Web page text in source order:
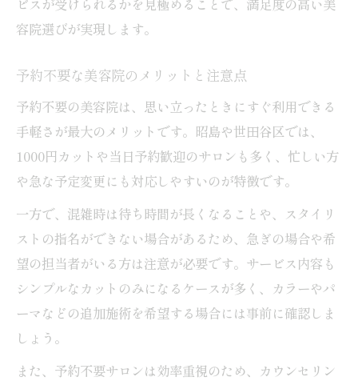
容院選びが実現します。
予約不要な美容院のメリットと注意点
予約不要の美容院は、思い立ったときにすぐ利用できる
手軽さが最大のメリットです。昭島や世田谷区では、
1000円カットや当日予約歓迎のサロンも多く、忙しい方
や急な予定変更にも対応しやすいのが特徴です。
一方で、混雑時は待ち時間が長くなることや、スタイリ
ストの指名ができない場合があるため、急ぎの場合や希
望の担当者がいる方は注意が必要です。サービス内容も
シンプルなカットのみになるケースが多く、カラーやパ
ーマなどの追加施術を希望する場合には事前に確認しま
しょう。
また、予約不要サロンは効率重視のため、カウンセリン